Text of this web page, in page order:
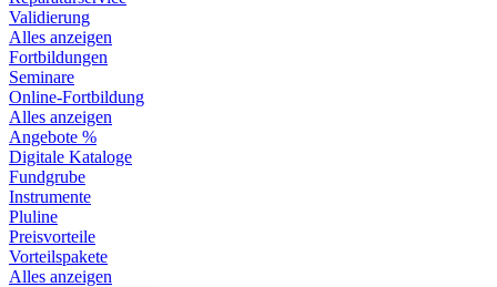
Validierung
Alles anzeigen
Fortbildungen
Seminare
Online-Fortbildung
Alles anzeigen
Angebote %
Digitale Kataloge
Fundgrube
Instrumente
Pluline
Preisvorteile
Vorteilspakete
Alles anzeigen